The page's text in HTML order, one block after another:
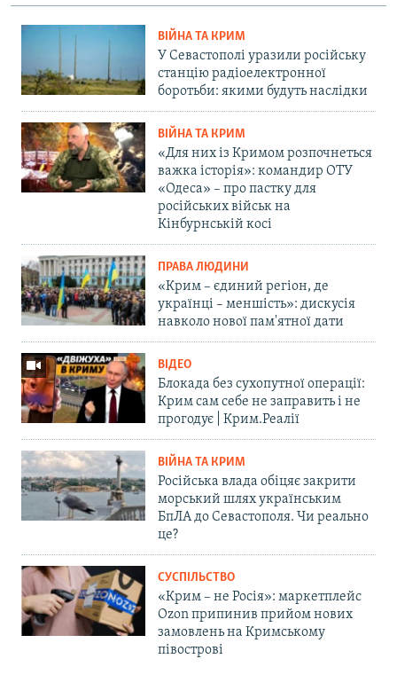
ВІЙНА ТА КРИМ
У Севастополі уразили російську
станцію радіоелектронної
боротьби: якими будуть наслідки
ВІЙНА ТА КРИМ
«Для них із Кримом розпочнеться
важка історія»: командир ОТУ
«Одеса» – про пастку для
російських військ на
Кінбурнській косі
ПРАВА ЛЮДИНИ
«Крим – єдиний регіон, де
українці – меншість»: дискусія
навколо нової пам'ятної дати
ВІДЕО
Блокада без сухопутної операції:
Крим сам себе не заправить і не
прогодує | Крим.Реалії
ВІЙНА ТА КРИМ
Російська влада обіцяє закрити
морський шлях українським
БпЛА до Севастополя. Чи реально
це?
СУСПІЛЬСТВО
«Крим – не Росія»: маркетплейс
Ozon припинив прийом нових
замовлень на Кримському
півострові